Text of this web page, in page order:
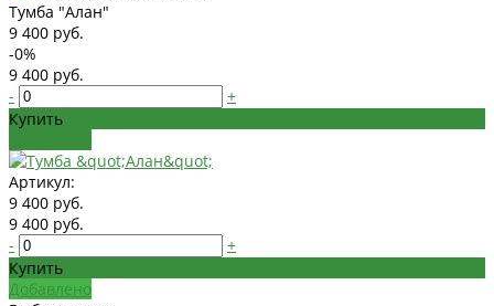
Тумба "Алан"
9 400 руб.
-0%
9 400 руб.
-
+
Купить
Артикул:
9 400 руб.
9 400 руб.
-
+
Купить
Добавлено